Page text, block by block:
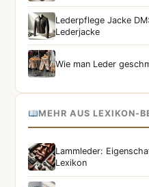
Lederpflege Jacke
Lederjacke
Wie man Leder
MEHR AUS LEXIKON-
Lammleder:
Lexikon